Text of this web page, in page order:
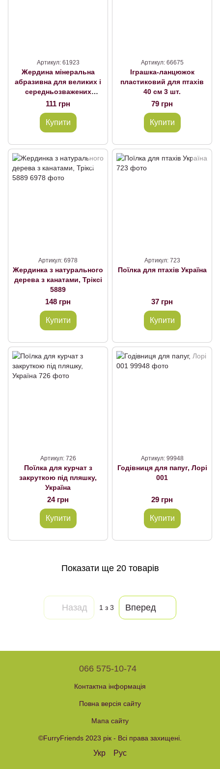
Артикул: 61923
Жердина мінеральна
абразивна для великих і
середньозважених
папугаев 1,5х22 см
111 грн
Купити
Артикул: 66675
Іграшка-ланцюжок
пластиковий для птахів
40 см 3 шт.
79 грн
Купити
Артикул: 6978
Жердинка з натурального
дерева з канатами, Тріксі
5889
148 грн
Купити
Артикул: 723
Поїлка для птахів Україна
37 грн
Купити
Артикул: 726
Поїлка для курчат з
закруткою під пляшку,
Україна
24 грн
Купити
Артикул: 99948
Годівниця для папуг, Лорі
001
29 грн
Купити
Показати ще 20 товарів
Назад 1 з 3 Вперед
066 575-10-74
Контактна інформація
Повна версія сайту
Мапа сайту
©FurryFriends 2023 рік - Всі права захищені.
Укр Рус